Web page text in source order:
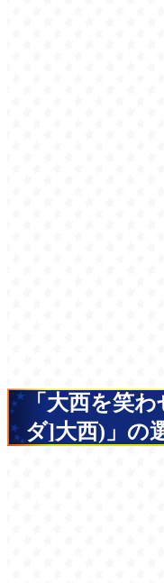
「大西を笑
ダ]大西)」の